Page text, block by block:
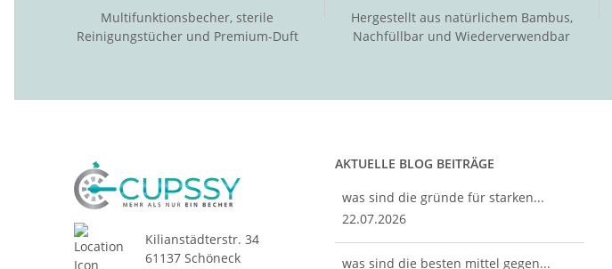
Multifunktionsbecher, sterile
Reinigungstücher und Premium-Duft
Hergestellt aus natürlichem Bambus,
Nachfüllbar und Wiederverwendbar
Kilianstädterstr. 34
61137 Schöneck
AKTUELLE BLOG BEITRÄGE
was sind die gründe für starken...
22.07.2026
was sind die besten mittel gegen...